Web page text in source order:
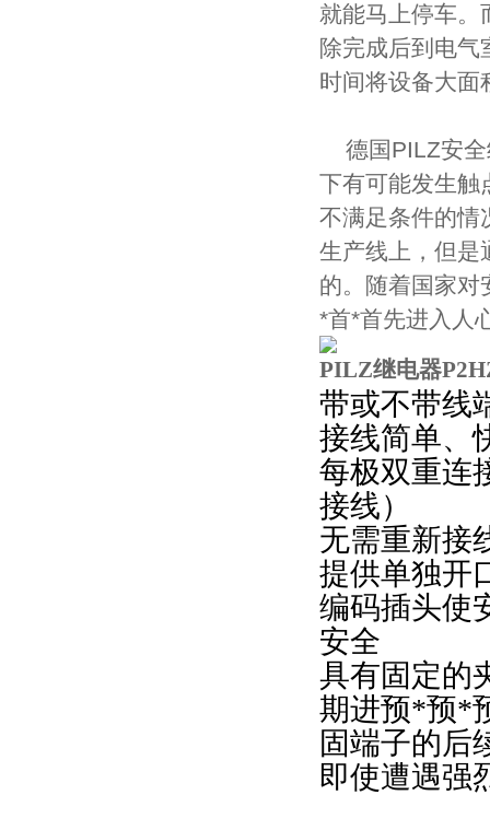
就能马上停车。
除完成后到电气
时间将设备大面
德国PILZ安全
下有可能发生触
不满足条件的情
生产线上，但是
的。随着国家对
*首*首先进入人
PILZ继电器
带或不带线
接线简单、
每极双重连
接线）
无需重新接
提供单独开
编码插头使
安全
具有固定的
期进预*预*
固端子的后
即使遭遇强